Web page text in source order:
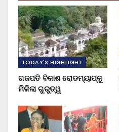
TODAY'S HIGHLIGHT
ଗଜପତି ବିକାଶ ରୋଡମ୍ୟାପ୍‌କୁ
ମିଳିଲା ଗୁରୁତ୍ୱ